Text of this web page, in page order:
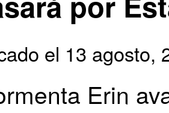
el 13 agosto,
Erin